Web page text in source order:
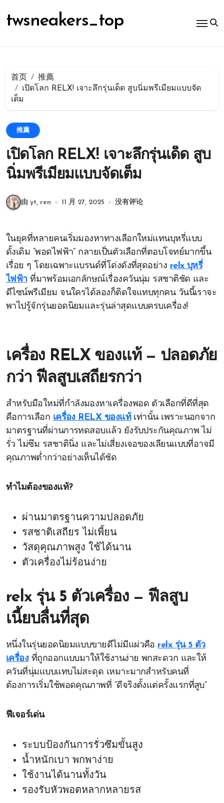
容
twsneakers_top
首页
推薦
เปิดโลก RELX! เจาะลึกรุ่นเด็ด สูบนิ่มพรีเมียมแบบจัด
เต็ม
推薦
เปิดโลก RELX! เจาะลึกรุ่นเด็ด สูบ
นิ่มพรีเมียมแบบจัดเต็ม
由 yt, ren 11 月 27, 2025 没有评论
ในยุคที่หลายคนเริ่มมองหาทางเลือกใหม่แทนบุหรี่แบบ
ดั้งเดิม “พอดไฟฟ้า” กลายเป็นตัวเลือกที่ตอบโจทย์มากขึ้น
เรื่อย ๆ โดยเฉพาะแบรนด์ที่โด่งดังที่สุดอย่าง relx บุหรี่
ไฟฟ้าที่มาพร้อมเอกลักษณ์เรื่องควันนุ่ม รสชาติชัด และ
ดีไซน์พรีเมียม จนใครได้ลองก็ติดใจแทบทุกคน วันนี้เราจะ
พาไปรู้จักรุ่นยอดนิยมและรุ่นล่าสุดแบบครบเครื่อง!
เครื่อง RELX ของแท้ — ปลอดภัย
กว่า ฟีลสูบเสถียรกว่า
สำหรับมือใหม่ที่กำลังมองหาเครื่องพอด ตัวเลือกที่ดีที่สุด
คือการเลือก เครื่อง RELX ของแท้เท่านั้น เพราะนอกจาก
มาตรฐานที่ผ่านการทดสอบแล้ว ยังรับประกันคุณภาพ ไม่
รั่ว ไม่ซึม รสชาตินิ่ง และไม่เสี่ยงเจอของเลียนแบบที่อาจมี
คุณภาพต่ำกว่าอย่างเห็นได้ชัด
ทำไมต้องของแท้?
ผ่านมาตรฐานความปลอดภัย
รสชาติเสถียร ไม่เพี้ยน
วัสดุคุณภาพสูง ใช้ได้นาน
ตัวเครื่องไม่ร้อนง่าย
relx รุ่น 5 ตัวเครื่อง — ฟีลสูบ
เนี้ยบลื่นที่สุด
หนึ่งในรุ่นยอดนิยมแบบขายดีไม่มีแผ่วคือ relx รุ่น 5 ตัว
เครื่องที่ถูกออกแบบมาให้ใช้งานง่าย พกสะดวก และให้
ควันที่นุ่มแบบแทบไม่สะดุด เหมาะมากสำหรับคนที่
ต้องการเริ่มใช้พอดคุณภาพที่ “ดีจริงตั้งแต่ครั้งแรกที่สูบ”
ฟีเจอร์เด่น
ระบบป้องกันการรั่วซึมขั้นสูง
น้ำหนักเบา พกพาง่าย
ใช้งานได้นานทั้งวัน
รองรับหัวพอตหลากหลายรส